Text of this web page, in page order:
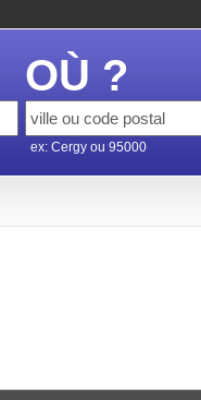
OÙ ?
ex: Cergy ou 95000